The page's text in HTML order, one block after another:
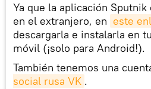
Ya que la aplicación Sputnik
en el extranjero, en este
descargarla e instalarla en
móvil (¡solo para Android!).
También tenemos una
social rusa VK .